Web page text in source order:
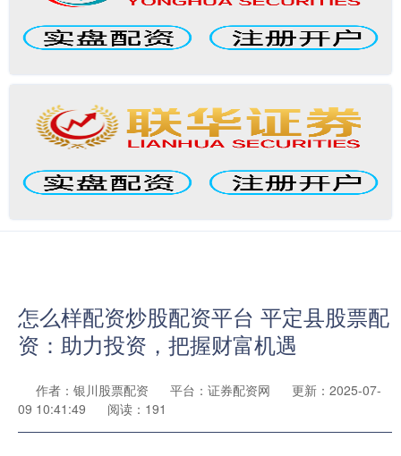
怎么样配资炒股配资平台 平定县股票配
资：助力投资，把握财富机遇
作者：银川股票配资 平台：证券配资网
更新：2025-07-
09 10:41:49
阅读：191